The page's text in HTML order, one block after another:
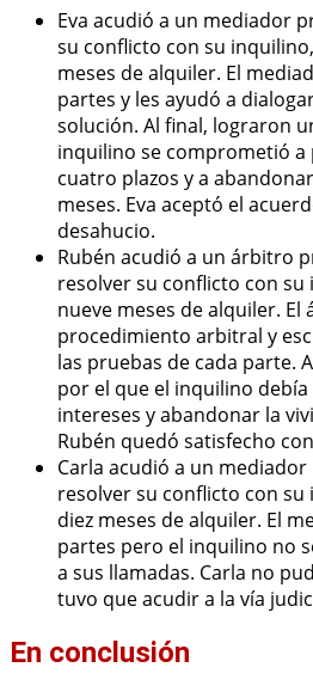
Eva acudió a un mediador
su conflicto con su
meses de alquiler. El
partes y les ayudó a
solución. Al final, lograron
inquilino se comprometió a
cuatro plazos y a
meses. Eva aceptó el
desahucio.
Rubén acudió a un árbitro
resolver su conflicto con
nueve meses de alquiler.
procedimiento arbitral y
las pruebas de cada parte.
por el que el inquilino
intereses y abandonar la
Rubén quedó satisfecho
Carla acudió a un
resolver su conflicto con
diez meses de alquiler. El
partes pero el inquilino no
a sus llamadas. Carla no
tuvo que acudir a la vía
En conclusión